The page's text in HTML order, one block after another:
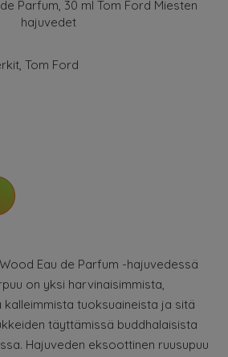
, Tom Ford
Eau de Parfum -hajuvedessä
on yksi harvinaisimmista,
tuoksuaineista ja sitä
täyttämissä buddhalaisista
Hajuveden eksoottinen ruusupuu